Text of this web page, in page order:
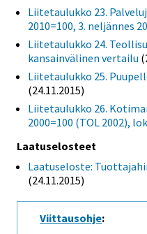
Liitetaulukko 23.
2010=100, 3. neljännes
Liitetaulukko 24.
kansainvälinen vertailu
Liitetaulukko 25.
(24.11.2015)
Liitetaulukko 26.
2000=100 (TOL 2002),
Laatuselosteet
Laatuseloste:
(24.11.2015)
Viittausohje: